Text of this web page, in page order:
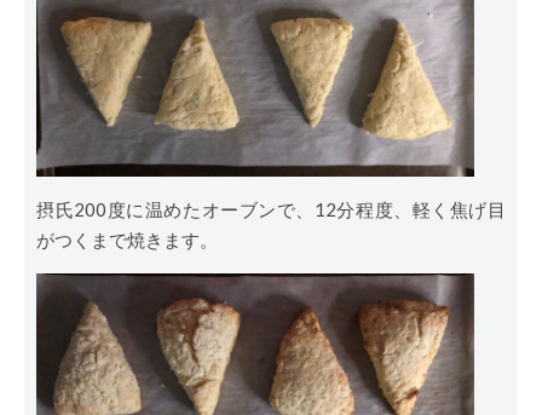
摂氏200度に温めたオーブンで、12分程度、軽く焦げ目
がつくまで焼きます。